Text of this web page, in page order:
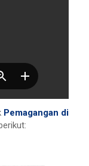
Pemagangan di